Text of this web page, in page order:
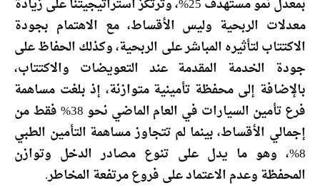
معدلات الربحية وليس الأقساط، مع الاهتمام بجودة
الاكتتاب لتأثيره المباشر على الربحية، وكذلك الحفاظ على
جودة الخدمة المقدمة عند التعويضات والاكتتاب،
بالإضافة إلى محفظة تأمينية متوازنة، إذ بلغت مساهمة
فرع تأمين السيارات في العام الماضي نحو 38% فقط من
إجمالي الأقساط، بينما لم تتجاوز مساهمة التأمين الطبي
8%، وهو ما يدل على تنوع مصادر الدخل وتوازن
المحفظة وعدم الاعتماد على فروع مرتفعة المخاطر.